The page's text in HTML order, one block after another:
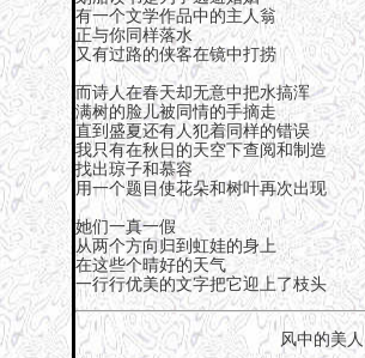
有一个文学作品中的主人翁
正与你同样落水
又有过路的侠客在镜中打捞
而诗人在春天却无意中把水搞浑
满树的脸儿被同情的手摘走
直到盛夏还有人犯着同样的错误
我只有在秋日的天空下查阅和制造
找出琼子和慕容
用一个题目使花朵和树叶再次出现
她们一真一假
从两个方向归到虹娃的身上
在这些个晴好的天气
一行行优美的文字把它迎上了枝头
风中的美人